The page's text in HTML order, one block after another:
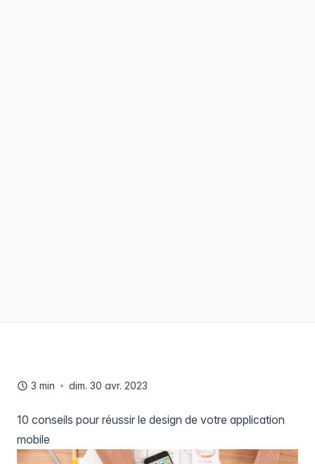
3 min dim. 30 avr. 2023
10 conseils pour réussir le design de votre application
mobile